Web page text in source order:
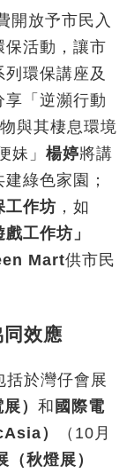
開放予市民入
保活動，讓市
環保講座及
「逆瀕行動
與其棲息環境
妹」 楊婷將講
綠色家園；
工作坊 ，如
戲工作坊」
Mart供市民
效應
括於灣仔會展
） 和 國際電
）
（10月
秋燈展）